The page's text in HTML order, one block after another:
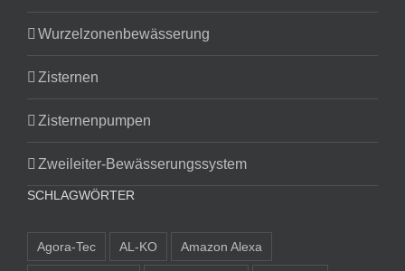
Wurzelzonenbewässerung
Zisternen
Zisternenpumpen
Zweileiter-Bewässerungssystem
SCHLAGWÖRTER
Agora-Tec AL-KO Amazon Alexa